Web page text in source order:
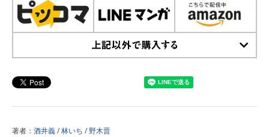
著者： 酒井義/林いち /野木晋